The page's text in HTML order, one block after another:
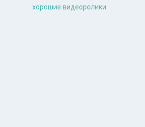
хорошие видеоролики